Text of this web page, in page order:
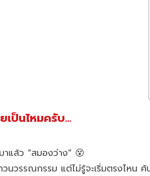
เป็นไหมครับ…
แล้ว “สมองว่าง” 😵
นวรรณกรรม แต่ไม่รู้จะเริ่มตรงไหน